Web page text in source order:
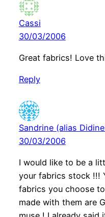
Cassi
30/03/2006
Great fabrics! Love
Reply
Sandrine (alias
30/03/2006
I would like to be a
your fabrics stock !!!
fabrics you choose
made with them are